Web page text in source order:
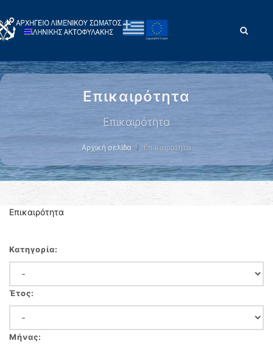
Επικαιρότητα
Επικαιρότητα
Αρχική σελίδα Επικαιρότητα
Επικαιρότητα
Κατηγορία:
Έτος:
Μήνας: